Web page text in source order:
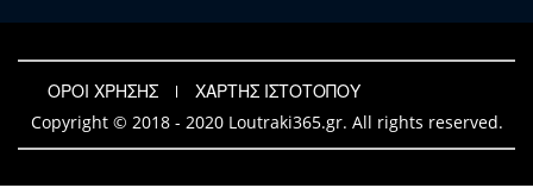
ΟΡΟΙ ΧΡΗΣΗΣ
ΧΑΡΤΗΣ ΙΣΤΟΤΟΠΟΥ
Copyright © 2018 - 2020 Loutraki365.gr. All rights reserved.